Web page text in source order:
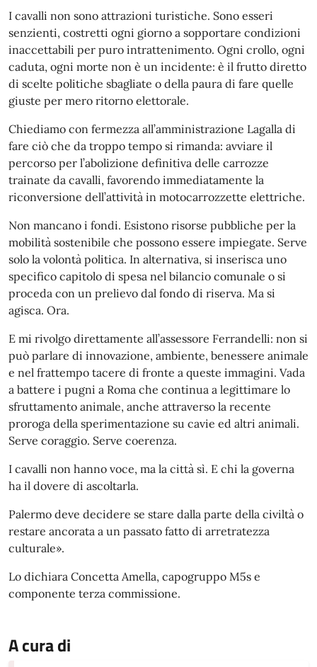
I cavalli non sono attrazioni turistiche. Sono esseri
senzienti, costretti ogni giorno a sopportare condizioni
inaccettabili per puro intrattenimento. Ogni crollo, ogni
caduta, ogni morte non è un incidente: è il frutto diretto
di scelte politiche sbagliate o della paura di fare quelle
giuste per mero ritorno elettorale.
Chiediamo con fermezza all’amministrazione Lagalla di
fare ciò che da troppo tempo si rimanda: avviare il
percorso per l’abolizione definitiva delle carrozze
trainate da cavalli, favorendo immediatamente la
riconversione dell’attività in motocarrozzette elettriche.
Non mancano i fondi. Esistono risorse pubbliche per la
mobilità sostenibile che possono essere impiegate. Serve
solo la volontà politica. In alternativa, si inserisca uno
specifico capitolo di spesa nel bilancio comunale o si
proceda con un prelievo dal fondo di riserva. Ma si
agisca. Ora.
E mi rivolgo direttamente all’assessore Ferrandelli: non si
può parlare di innovazione, ambiente, benessere animale
e nel frattempo tacere di fronte a queste immagini. Vada
a battere i pugni a Roma che continua a legittimare lo
sfruttamento animale, anche attraverso la recente
proroga della sperimentazione su cavie ed altri animali.
Serve coraggio. Serve coerenza.
I cavalli non hanno voce, ma la città sì. E chi la governa
ha il dovere di ascoltarla.
Palermo deve decidere se stare dalla parte della civiltà o
restare ancorata a un passato fatto di arretratezza
culturale».
Lo dichiara Concetta Amella, capogruppo M5s e
componente terza commissione.
A cura di